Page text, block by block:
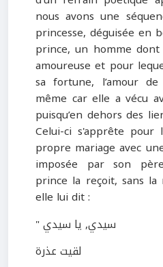
nous avons une
princesse, déguisée en
prince, un homme
amoureuse et pour
sa fortune, l’amour
même car elle a vécu
puisqu’en dehors des
Celui-ci s'apprête pour
propre mariage avec
imposée par son
prince la reçoit, sans
elle lui dit :
" سيدي, يا سيدي
لقيت عذرة